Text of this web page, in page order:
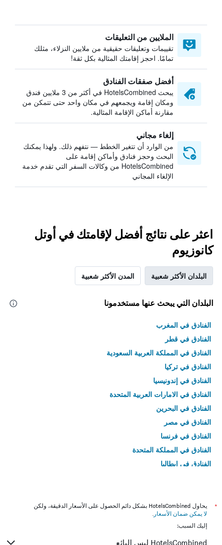
الملايين من التعليقات
تقييمات وتعليقات حقيقية من ملايين النزلاء، مثلك
تمامًا. احجز إقامتك المثالية بكل ثقة!
أفضل صفقات الفنادق
يبحث HotelsCombined في أكثر من 3 ملايين فندق
ومكان إقامة ويجمعهم في مكان واحد حتى تتمكن من
مقارنة أماكن الإقامة المثالية.
إلغاء مجاني
من الوارد أن تتغير الخطط — نتفهم ذلك. ولهذا يمكنك
البحث وحجز فنادق وأماكن إقامة على
HotelsCombined من وكالات السفر التي تقدم خدمة
الإلغاء المجاني
اعثر على نتائج أفضل لإقامتك في أوتل
كانوزيوم
البلدان الأكثر شعبية المدن الأكثر شعبية
البلدان التي يبحث عنها مستخدمونا
الفنادق في المغرب
الفنادق في قطر
الفنادق في المملكة العربية السعودية
الفنادق في تركيا
الفنادق في إندونيسيا
الفنادق في الامارات العربية المتحدة
الفنادق في البحرين
الفنادق في مصر
الفنادق في فرنسا
الفنادق في المملكة المتحدة
الفنادق في إيطاليا
*
يحاول HotelsCombined بشكل دائم الحصول على الأسعار الدقيقة، ولكن
لا يمكن ضمان الأسعار .
إليك السبب:
HotelsCombined ليس البائع